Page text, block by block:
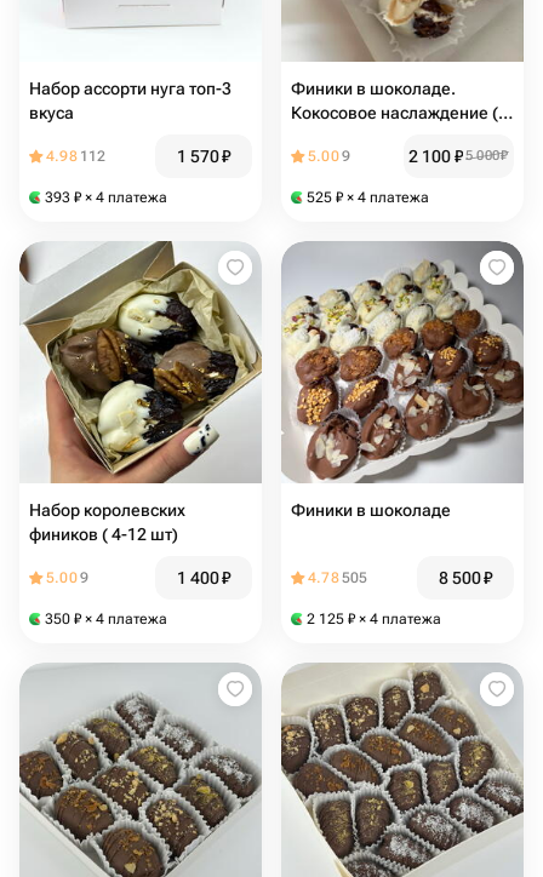
Набор ассорти нуга топ-3
вкуса
4.98 112 1 570₽
393 ₽ × 4 платежа
Финики в шоколаде.
Кокосовое наслаждение (6-
5.009 2 100₽5 000₽
525 ₽ × 4 платежа
Набор королевских
фиников ( 4-12 шт)
5.009 1 400₽
350 ₽ × 4 платежа
Финики в шоколаде
4.78505 8 500₽
2 125 ₽ × 4 платежа